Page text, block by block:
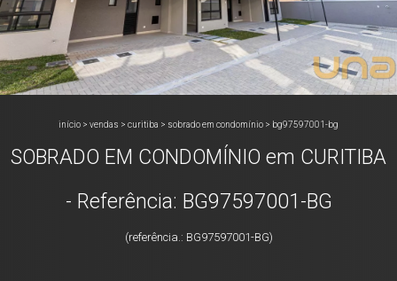
início > vendas > curitiba > sobrado em condomínio > bg97597001-bg
SOBRADO EM CONDOMÍNIO em CURITIBA
- Referência: BG97597001-BG
(referência.: BG97597001-BG)